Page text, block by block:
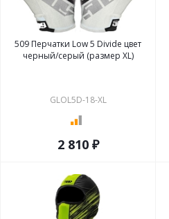
509 Перчатки Low 5 Divide цвет
черный/серый (размер XL)
GLOL5D-18-XL
2 810 ₽